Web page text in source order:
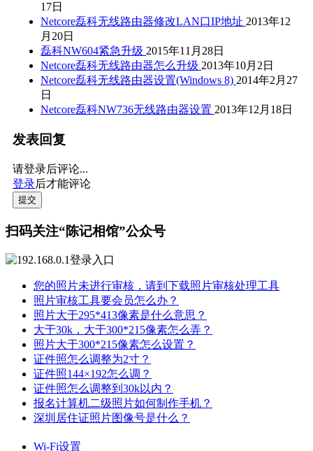
17日
Netcore磊科无线路由器修改LAN口IP地址 2013年12
月20日
磊科NW604紧急升级 2015年11月28日
Netcore磊科无线路由器怎么升级 2013年10月2日
Netcore磊科无线路由器设置(Windows 8) 2014年2月27
日
Netcore磊科NW736无线路由器设置 2013年12月18日
发表回复
请登录后评论...
登录后才能评论
提交
扫码关注“陈记相馆”公众号
您的照片未进行审核，请到下载照片审核处理工具
照片审核工具要会员怎么办？
照片大于295*413像素是什么意思？
大于30k，大于300*215像素怎么弄？
照片大于300*215像素怎么设置？
证件照怎么调整为2寸？
证件照144×192怎么调？
证件照怎么调整到30k以内？
报名计算机二级照片如何制作手机？
深圳居住证照片图像号是什么？
Wi-Fi设置